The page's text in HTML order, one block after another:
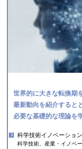
世界的に大きな転換期
最新動向を紹介すると
必要な基礎的な理論を
科学技術イノベーショ
科学技術、産業・イノベ